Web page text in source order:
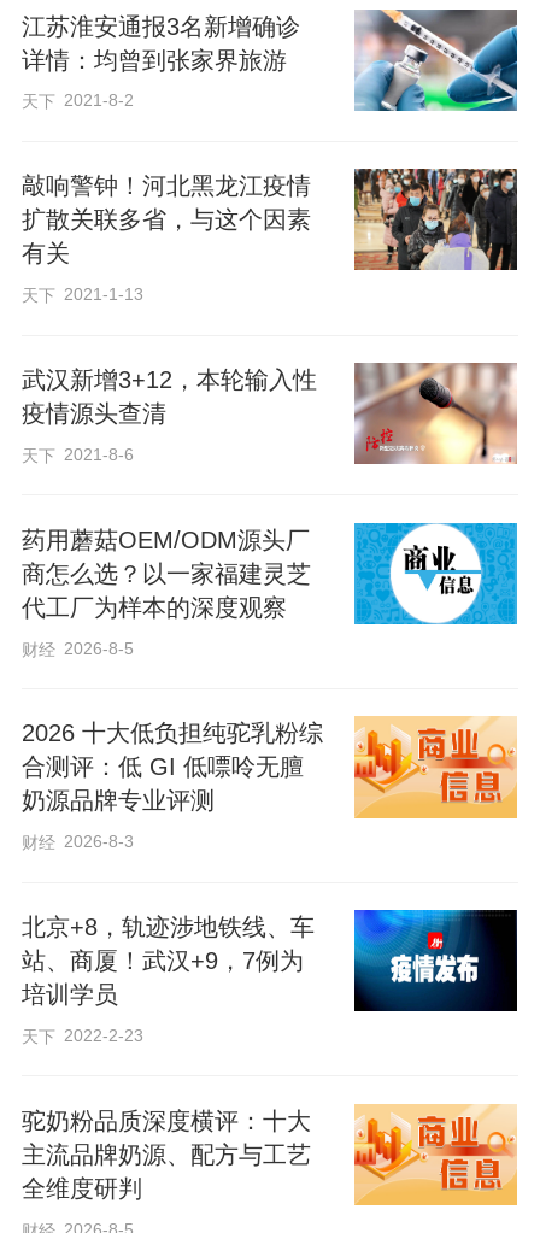
江苏淮安通报3名新增确诊
详情：均曾到张家界旅游
天下 2021-8-2
敲响警钟！河北黑龙江疫情
扩散关联多省，与这个因素
有关
天下 2021-1-13
武汉新增3+12，本轮输入性
疫情源头查清
天下 2021-8-6
药用蘑菇OEM/ODM源头厂
商怎么选？以一家福建灵芝
代工厂为样本的深度观察
财经 2026-8-5
2026 十大低负担纯驼乳粉综
合测评：低 GI 低嘌呤无膻
奶源品牌专业评测
财经 2026-8-3
北京+8，轨迹涉地铁线、车
站、商厦！武汉+9，7例为
培训学员
天下 2022-2-23
驼奶粉品质深度横评：十大
主流品牌奶源、配方与工艺
全维度研判
2026-8-5